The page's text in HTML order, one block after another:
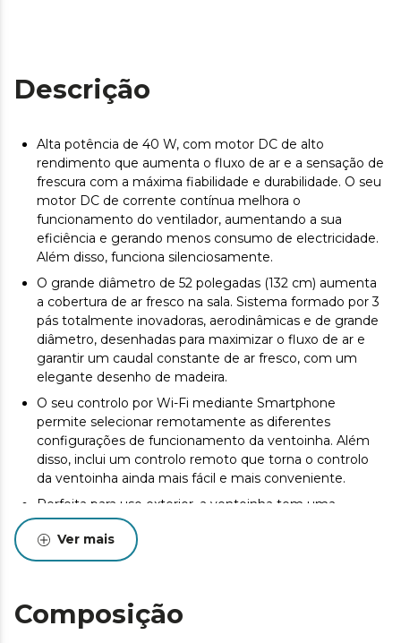
Descrição
Alta potência de 40 W, com motor DC de alto
rendimento que aumenta o fluxo de ar e a sensação de
frescura com a máxima fiabilidade e durabilidade. O seu
motor DC de corrente contínua melhora o
funcionamento do ventilador, aumentando a sua
eficiência e gerando menos consumo de electricidade.
Além disso, funciona silenciosamente.
O grande diâmetro de 52 polegadas (132 cm) aumenta
a cobertura de ar fresco na sala. Sistema formado por 3
pás totalmente inovadoras, aerodinâmicas e de grande
diâmetro, desenhadas para maximizar o fluxo de ar e
garantir um caudal constante de ar fresco, com um
elegante desenho de madeira.
O seu controlo por Wi-Fi mediante Smartphone
permite selecionar remotamente as diferentes
configurações de funcionamento da ventoinha. Além
disso, inclui um controlo remoto que torna o controlo
da ventoinha ainda mais fácil e mais conveniente.
Perfeita para uso exterior, a ventoinha tem uma
certificação IP44 que mostra a sua elevada protecção,
pelo que pode ser utilizada dentro e fora de casa.
será desligado.
Poderá escolher entre 6 velocidades de funcionamento
Ver mais
Composição